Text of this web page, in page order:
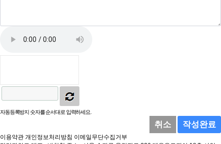
자동등록방지 숫자를 순서대로 입력하세요.
취소 작성완료
이용약관 개인정보처리방침 이메일무단수집거부